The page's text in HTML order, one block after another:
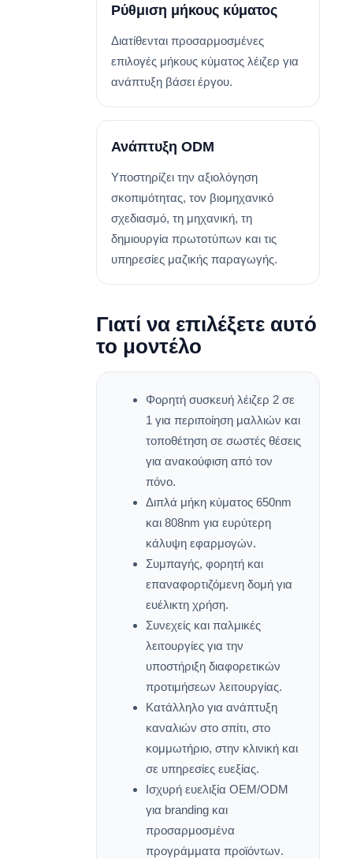
Ρύθμιση μήκους κύματος
Διατίθενται προσαρμοσμένες
επιλογές μήκους κύματος λέιζερ για
ανάπτυξη βάσει έργου.
Ανάπτυξη ODM
Υποστηρίζει την αξιολόγηση
σκοπιμότητας, τον βιομηχανικό
σχεδιασμό, τη μηχανική, τη
δημιουργία πρωτοτύπων και τις
υπηρεσίες μαζικής παραγωγής.
Γιατί να επιλέξετε αυτό
το μοντέλο
Φορητή συσκευή λέιζερ 2 σε
1 για περιποίηση μαλλιών και
τοποθέτηση σε σωστές θέσεις
για ανακούφιση από τον
πόνο.
Διπλά μήκη κύματος 650nm
και 808nm για ευρύτερη
κάλυψη εφαρμογών.
Συμπαγής, φορητή και
επαναφορτιζόμενη δομή για
ευέλικτη χρήση.
Συνεχείς και παλμικές
λειτουργίες για την
υποστήριξη διαφορετικών
προτιμήσεων λειτουργίας.
Κατάλληλο για ανάπτυξη
καναλιών στο σπίτι, στο
κομμωτήριο, στην κλινική και
σε υπηρεσίες ευεξίας.
Ισχυρή ευελιξία OEM/ODM
για branding και
προσαρμοσμένα
προγράμματα προϊόντων.